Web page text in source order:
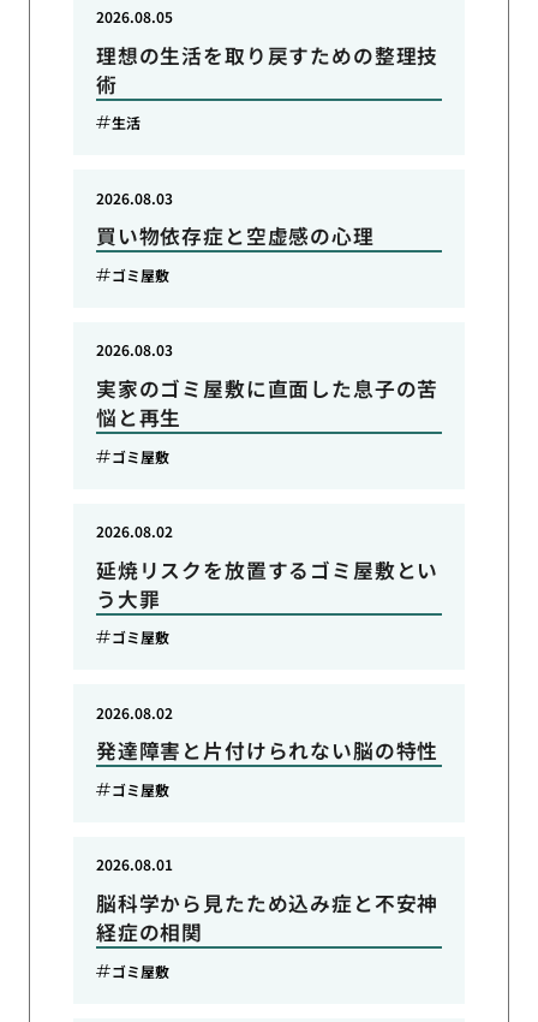
理想の生活を取り戻すための整理技
術
2026.08.05
生活
買い物依存症と空虚感の心理
2026.08.03
ゴミ屋敷
実家のゴミ屋敷に直面した息子の苦
悩と再生
2026.08.03
ゴミ屋敷
延焼リスクを放置するゴミ屋敷とい
う大罪
2026.08.02
ゴミ屋敷
発達障害と片付けられない脳の特性
2026.08.02
ゴミ屋敷
脳科学から見たため込み症と不安神
経症の相関
2026.08.01
ゴミ屋敷